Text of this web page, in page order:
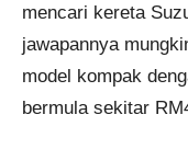
mencari kereta
jawapannya
model kompak
bermula sekitar